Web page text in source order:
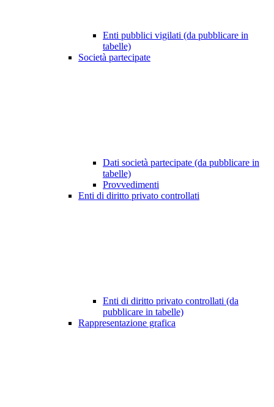
Enti pubblici vigilati (da pubblicare in
tabelle)
Società partecipate
Dati società partecipate (da pubblicare in
tabelle)
Provvedimenti
Enti di diritto privato controllati
Enti di diritto privato controllati (da
pubblicare in tabelle)
Rappresentazione grafica